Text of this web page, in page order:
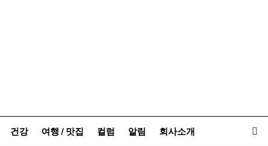
건강 여행 / 맛집 컬럼 알림 회사소개